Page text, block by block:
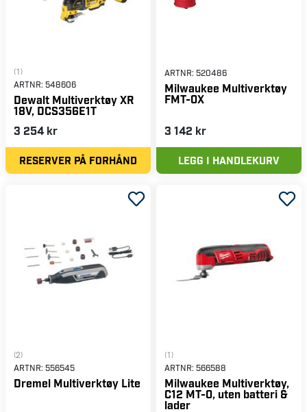
(1)
ARTNR: 548606
Dewalt Multiverktøy XR
18V, DCS356E1T
3 254 kr
RESERVER PÅ FORHÅND
ARTNR: 520486
Milwaukee Multiverktøy
FMT-0X
3 142 kr
LEGG I HANDLEKURV
(2)
ARTNR: 556545
Dremel Multiverktøy Lite
(1)
ARTNR: 566588
Milwaukee Multiverktøy,
C12 MT-0, uten batteri &
lader